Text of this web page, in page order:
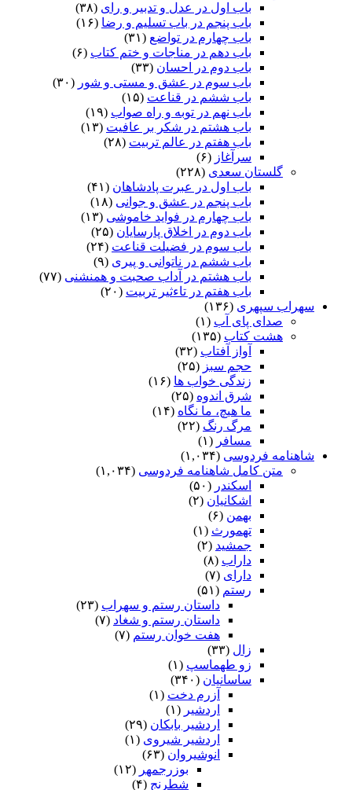
باب اول در عدل و تدبیر و رای (۳۸)
باب پنجم در باب تسلیم و رضا (۱۶)
باب چهارم در تواضع (۳۱)
باب دهم در مناجات و ختم کتاب (۶)
باب دوم در احسان (۳۳)
باب سوم در عشق و مستی و شور (۳۰)
باب ششم در قناعت (۱۵)
باب نهم در توبه و راه صواب (۱۹)
باب هشتم در شکر بر عافیت (۱۳)
باب هفتم در عالم تربیت (۲۸)
سرآغاز (۶)
گلستان سعدی (۲۲۸)
باب اول در عبرت پادشاهان (۴۱)
باب پنجم در عشق و جوانى (۱۸)
باب چهارم در فواید خاموشى (۱۳)
باب دوم در اخلاق پارسایان (۲۵)
باب سوم در فضیلت قناعت (۲۴)
باب ششم در ناتوانى و پیرى (۹)
باب هشتم در آداب صحبت و همنشنى (۷۷)
باب هفتم در تاءثیر تربیت (۲۰)
سهراب سپهری (۱۳۶)
صدای پای آب (۱)
هشت کتاب (۱۳۵)
آواز آفتاب (۳۲)
حجم سبز (۲۵)
زندگی خواب ها (۱۶)
شرق اندوه (۲۵)
ما هیچ، ما نگاه (۱۴)
مرگ رنگ (۲۲)
مسافر (۱)
شاهنامه فردوسی (۱,۰۳۴)
متن کامل شاهنامه فردوسی (۱,۰۳۴)
اسکندر (۵۰)
اشکانیان (۲)
بهمن (۶)
تهمورث (۱)
جمشید (۲)
داراب (۸)
دارای (۷)
رستم (۵۱)
داستان رستم و سهراب (۲۳)
داستان رستم و شغاد (۷)
هفت خوان رستم‏ (۷)
زال (۳۳)
زو طهماسپ‏ (۱)
ساسانیان (۳۴۰)
آزرم دخت (۱)
اردشیر (۱)
اردشیر بابکان (۲۹)
اردشیر شیروی (۱)
انوشیروان (۶۳)
بوزرجمهر (۱۲)
شطرنج (۴)